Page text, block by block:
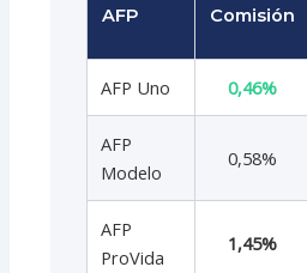
AFP Comisión
AFP Uno 0,46%
AFP
Modelo
0,58%
AFP
ProVida
1,45%